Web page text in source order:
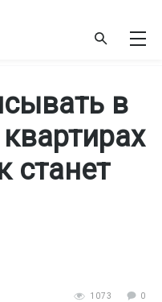
в
станет
1073 0